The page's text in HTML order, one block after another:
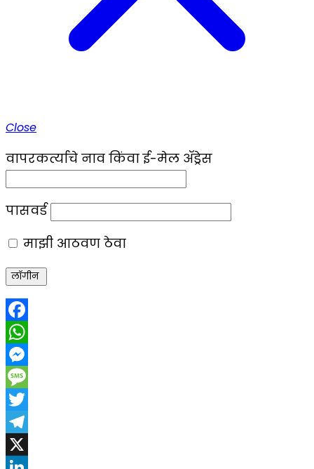
Close
वापरकर्त्याचे नाव किंवा ई-मेल ॲड्रेस
पासवर्ड
माझी आठवण ठेवा
Facebook
WhatsApp
Messenger
Message
Twitter
Telegram